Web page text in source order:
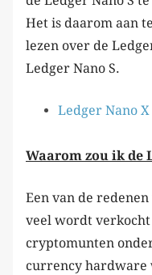
Het is daarom aan
lezen over de
Ledger Nano S.
Ledger Nano
Waarom zou ik de
Een van de
veel wordt verkocht
cryptomunten
currency hardware